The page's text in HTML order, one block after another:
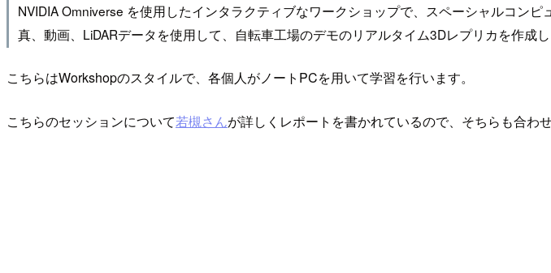
NVIDIA Omniverse を使用したインタラクティブなワークショップで、スペーシャルコン
真、動画、LiDARデータを使用して、自転車工場のデモのリアルタイム3Dレプリカを作成
こちらはWorkshopのスタイルで、各個人がノートPCを用いて学習を行います。
こちらのセッションについて若槻さんが詳しくレポートを書かれているので、そちらも合わ